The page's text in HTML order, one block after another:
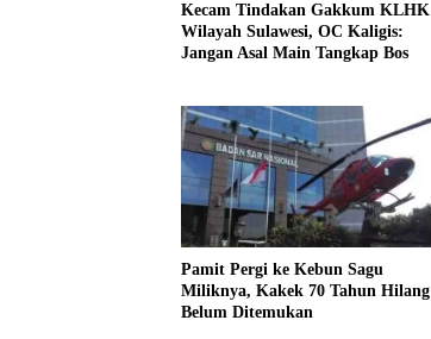
Kecam Tindakan Gakkum KLHK
Wilayah Sulawesi, OC Kaligis:
Jangan Asal Main Tangkap Bos
Pamit Pergi ke Kebun Sagu
Miliknya, Kakek 70 Tahun Hilang
Belum Ditemukan